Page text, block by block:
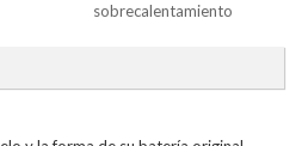
sobrecalentamiento